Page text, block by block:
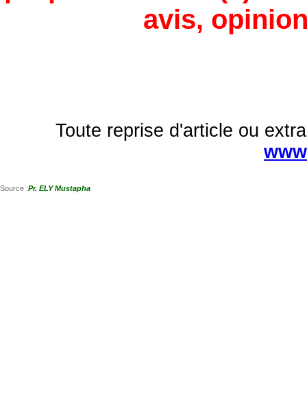
avis,
Toute reprise d'article ou
Source :Pr. ELY Mustapha